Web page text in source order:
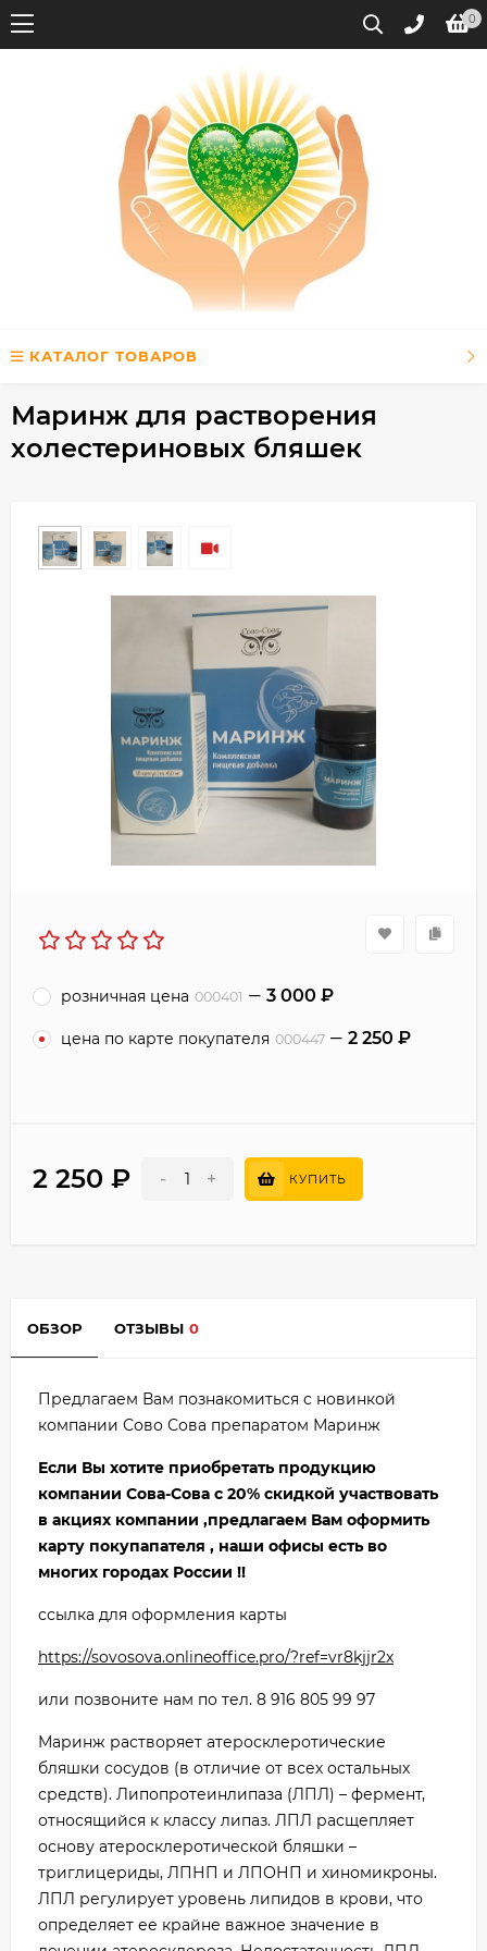
0
КАТАЛОГ ТОВАРОВ
Маринж для растворения
холестериновых бляшек
розничная цена 000401 3 000 ₽
цена по карте покупателя 000447 2 250 ₽
2 250 ₽ - + КУПИТЬ
ОБЗОР ОТЗЫВЫ 0
Предлагаем Вам познакомиться с новинкой
компании Сово Сова препаратом Маринж
Если Вы хотите приобретать продукцию
компании Сова-Сова с 20% скидкой участвовать
в акциях компании ,предлагаем Вам оформить
карту покупапателя , наши офисы есть во
многих городах России !!
ссылка для оформления карты
https://sovosova.onlineoffice.pro/?ref=vr8kjjr2x
или позвоните нам по тел. 8 916 805 99 97
Маринж растворяет атеросклеротические
бляшки сосудов (в отличие от всех остальных
средств). Липопротеинлипаза (ЛПЛ) – фермент,
относящийся к классу липаз. ЛПЛ расщепляет
основу атеросклеротической бляшки –
триглицериды, ЛПНП и ЛПОНП и хиномикроны.
ЛПЛ регулирует уровень липидов в крови, что
определяет ее крайне важное значение в